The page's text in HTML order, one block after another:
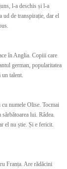
l-a deschis și l-a
ud de transpirație, dar el
în Anglia. Copiii care
german, popularitatea
talent.
numele Olise. Tocmai
lui. Râdea.
el nu știe. Și e fericit.
Franța. Are rădăcini